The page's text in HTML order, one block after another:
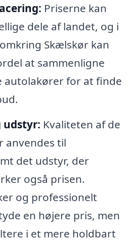
Priserne kan
dele af landet, og i
Skælskør kan
at sammenligne
autolakører for at finde
udstyr: Kvaliteten af de
anvendes til
det udstyr, der
også prisen.
og professionelt
en højere pris, men
i et mere holdbart